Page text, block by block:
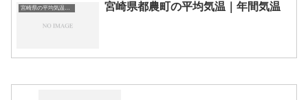
宮崎県の平均気温まとめ 宮崎県都農町の平均気温｜年間気温